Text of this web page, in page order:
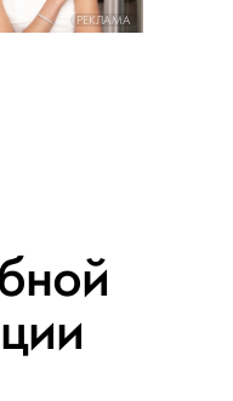
РЕКЛАМА